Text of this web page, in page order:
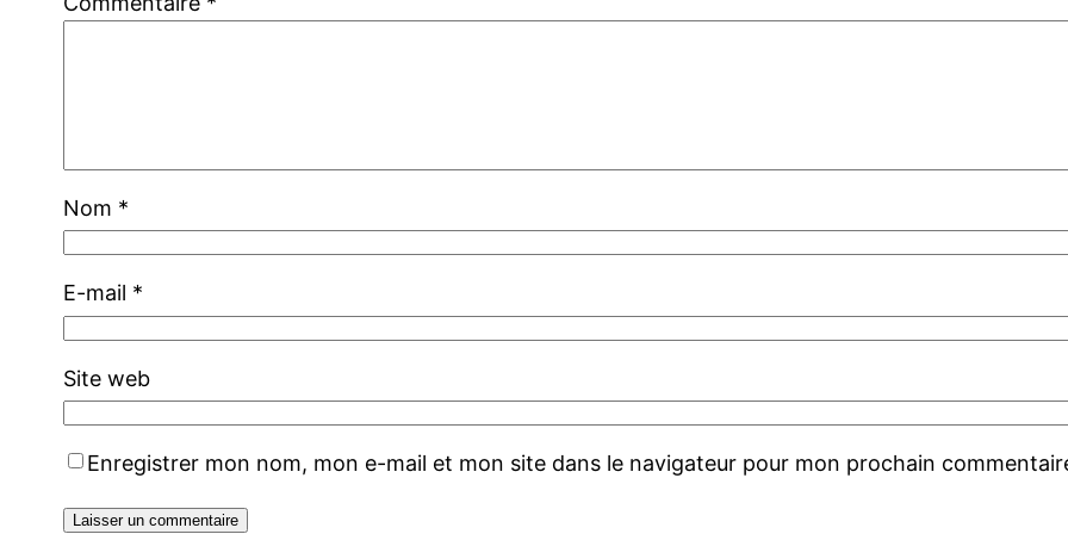
Nom *
E-mail *
Site web
Enregistrer mon nom, mon e-mail et mon site dans le navigateur pour mon prochain